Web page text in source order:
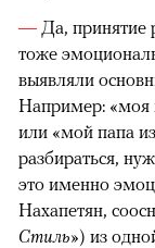
— Да, принятие
тоже
выявляли
Например: «моя
или «мой папа
разбираться,
это именно
Нахапетян,
Стиль») из